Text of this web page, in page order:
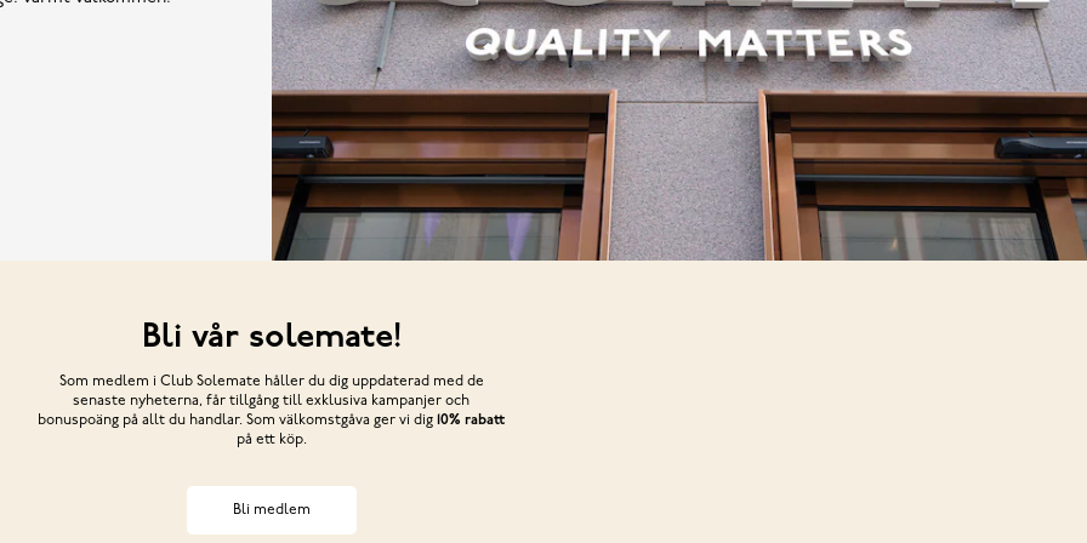
Bli vår solemate!
Som medlem i Club Solemate håller du dig uppdaterad med de
senaste nyheterna, får tillgång till exklusiva kampanjer och
bonuspoäng på allt du handlar. Som välkomstgåva ger vi dig 10% rabatt
på ett köp.
Bli medlem